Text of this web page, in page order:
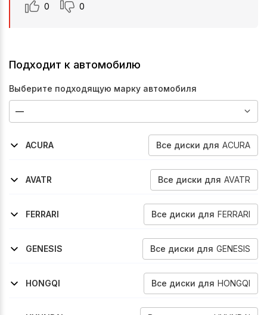
0 0
Подходит к автомобилю
Выберите подходящую марку автомобиля
ACURA Все диски для ACURA
2021-2026
AVATR
Все диски для AVATR
2023-2026
2024-2025
FERRARI
Все диски для FERRARI
2021-2026
2009-2015
2009-2015
2015-2019
2018-2020
2015-2019
2020-2023
2019-2023
2011-2016
2016-2020
2018-2023
GENESIS
Все диски для GENESIS
2021-2026
HONGQI
Все диски для HONGQI
2019-2024